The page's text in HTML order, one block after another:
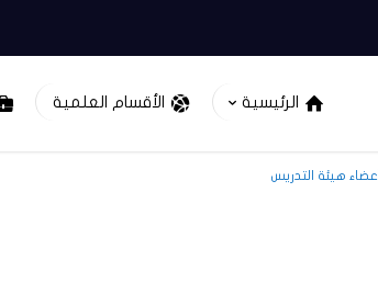
الرئيسية الأقسام العلمية
أعضاء هيئة التدريس